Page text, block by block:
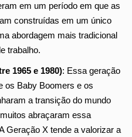
em um período em que as
construídas em um único
abordagem mais tradicional
trabalho.
1965 e 1980): Essa geração
os Baby Boomers e os
a transição do mundo
abraçaram essa
Geração X tende a valorizar a